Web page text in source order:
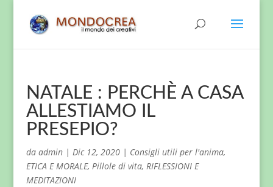
NATALE : PERCHÈ A CASA
ALLESTIAMO IL
PRESEPIO?
da admin| Dic 12, 2020| Consigli utili per l'anima,
ETICA E MORALE, Pillole di vita, RIFLESSIONI E
MEDITAZIONI